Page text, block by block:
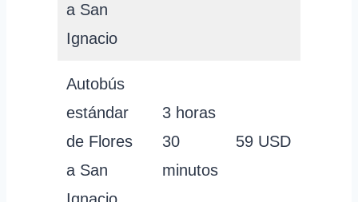
a San
Ignacio
Autobús
estándar
de Flores
a San
3 horas
30
minutos
59 USD